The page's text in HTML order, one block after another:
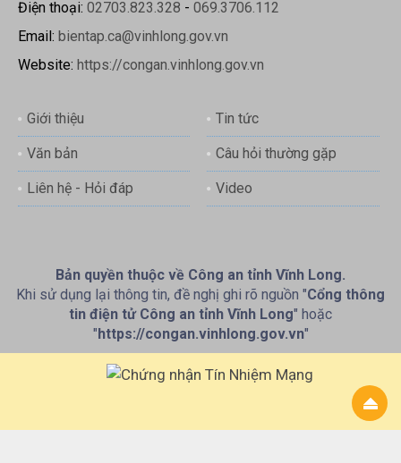
Điện thoại: 02703.823.328 - 069.3706.112
Email: bientap.ca@vinhlong.gov.vn
Website: https://congan.vinhlong.gov.vn
Giới thiệu Tin tức
Văn bản Câu hỏi thường gặp
Liên hệ - Hỏi đáp Video
Bản quyền thuộc về Công an tỉnh Vĩnh Long.
Khi sử dụng lại thông tin, đề nghị ghi rõ nguồn "Cổng thông
tin điện tử Công an tỉnh Vĩnh Long" hoặc
"https://congan.vinhlong.gov.vn"